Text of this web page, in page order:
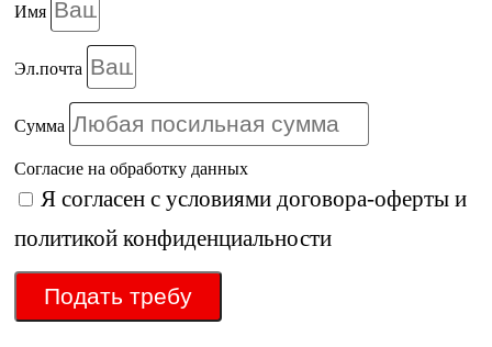
Имя
Эл.почта
Сумма
Согласие на обработку данных
Я согласен с условиями договора-оферты и
политикой конфиденциальности
Подать требу